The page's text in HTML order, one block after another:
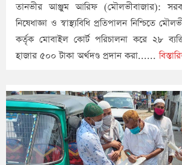
তানভীর আঞ্জুম আরিফ (মৌলভীবাজার):
নিষেধাজ্ঞা ও স্বাস্থ্যবিধি প্রতিপালন নিশ্চিতে
কর্তৃক মোবাইল কোর্ট পরিচালনা করে ২৮
হাজার ৫০০ টাকা অর্থদণ্ড প্রদান করা......